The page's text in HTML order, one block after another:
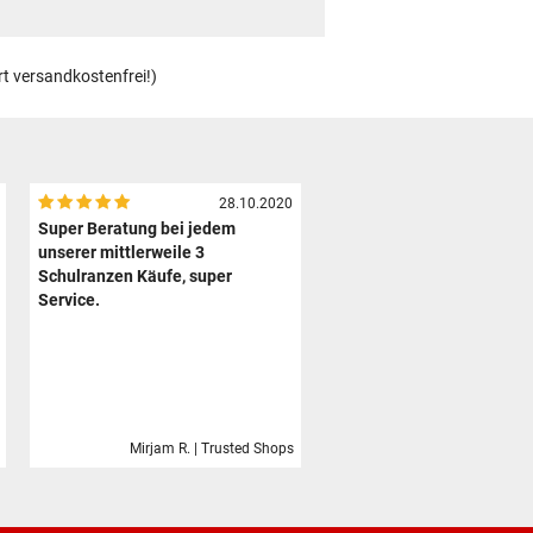
versandkostenfrei!)
28.10.2020
Super Beratung bei jedem
unserer mittlerweile 3
Schulranzen Käufe, super
Service.
Mirjam R. | Trusted Shops